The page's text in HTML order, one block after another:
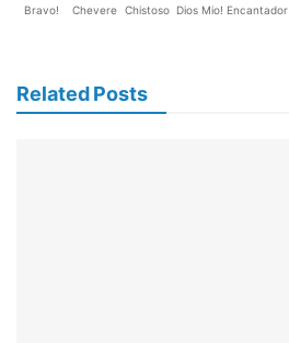
Bravo! Chevere Chistoso Dios Mio! Encantador
Related Posts